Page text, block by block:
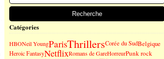
Catégories
HBONeil YoungParisThrillersCorée du SudBelgique
Heroic FantasyNetflixRomans de GareHorreurPunk rock